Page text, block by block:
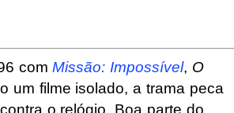
comMissão: Impossível, O
um filme isolado, a trama peca
o relógio. Boa parte do